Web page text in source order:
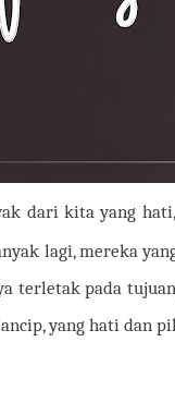
dari kita yang
lagi, mereka
terletak pada
yang hati dan